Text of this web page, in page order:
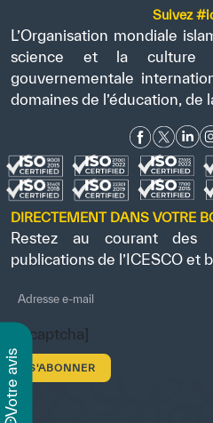
v
o
t
r
e
a
v
i
s
Suivez
L’Organisation mondiale
science et la culture
gouvernementale
domaines de l’éducation, de
DIRECTEMENT DANS VOTRE
Restez au courant des
publications de l’ICESCO et
[recaptcha]